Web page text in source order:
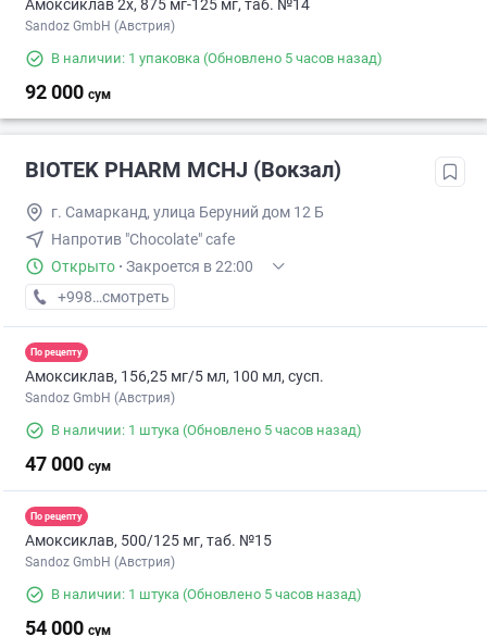
Амоксиклав 2х, 875 мг-125 мг, таб. №14
Sandoz GmbH (Австрия)
В наличии: 1 упаковка (Обновлено 5 часов назад)
92 000 сум
BIOTEK PHARM MCHJ (Вокзал)
г. Самарканд, улица Беруний дом 12 Б
Напротив "Chocolate" cafe
Открыто · Закроется в 22:00
+998 (90) XXX-XX-XX
смотреть
По рецепту
Амоксиклав, 156,25 мг/5 мл, 100 мл, сусп.
Sandoz GmbH (Австрия)
В наличии: 1 штука (Обновлено 5 часов назад)
47 000 сум
По рецепту
Амоксиклав, 500/125 мг, таб. №15
Sandoz GmbH (Австрия)
В наличии: 1 штука (Обновлено 5 часов назад)
54 000 сум